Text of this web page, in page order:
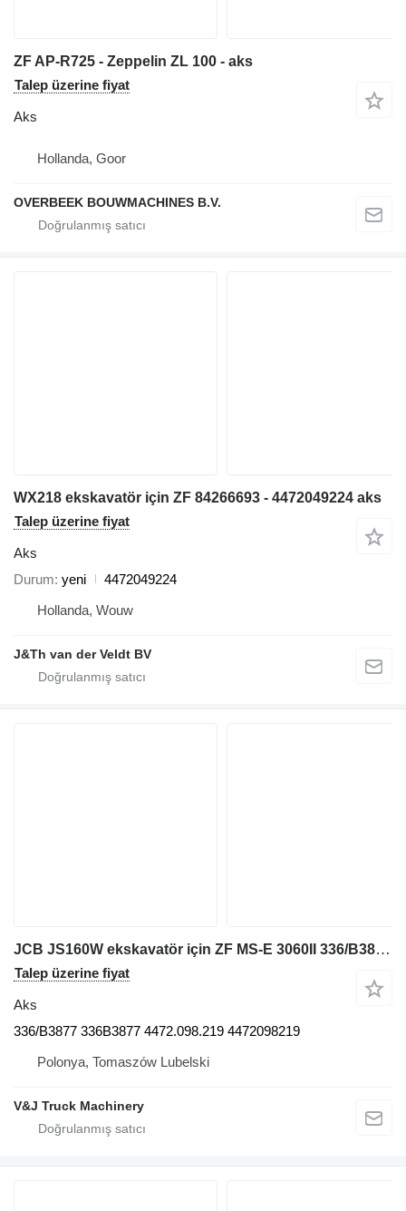
ZF AP-R725 - Zeppelin ZL 100 - aks
Talep üzerine fiyat
Aks
Hollanda, Goor
OVERBEEK BOUWMACHINES B.V.
WX218 ekskavatör için ZF 84266693 - 4472049224 aks
Talep üzerine fiyat
Aks
Durum yeni
4472049224
Hollanda, Wouw
J&Th van der Veldt BV
JCB JS160W ekskavatör için ZF MS-E 3060II 336/B3877 aks
Talep üzerine fiyat
Aks
336/B3877 336B3877 4472.098.219 4472098219
Polonya, Tomaszów Lubelski
V&J Truck Machinery